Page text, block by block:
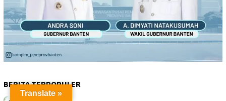
BERITA TERPOPULER
Translate »